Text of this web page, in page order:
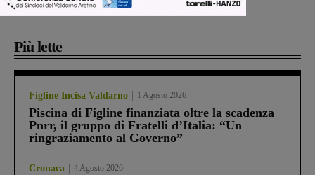
Più lette
Figline Incisa Valdarno 1 Agosto 2026
Piscina di Figline finanziata oltre la scadenza
Pnrr, il gruppo di Fratelli d’Italia: “Un
ringraziamento al Governo”
Cronaca 4 Agosto 2026